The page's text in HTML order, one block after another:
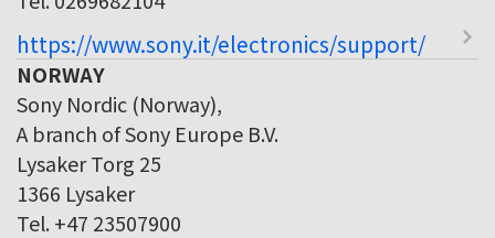
https://www.sony.it/electronics/support/
NORWAY
Sony Nordic (Norway),
A branch of Sony Europe B.V.
Lysaker Torg 25
1366 Lysaker
Tel. +47 23507900